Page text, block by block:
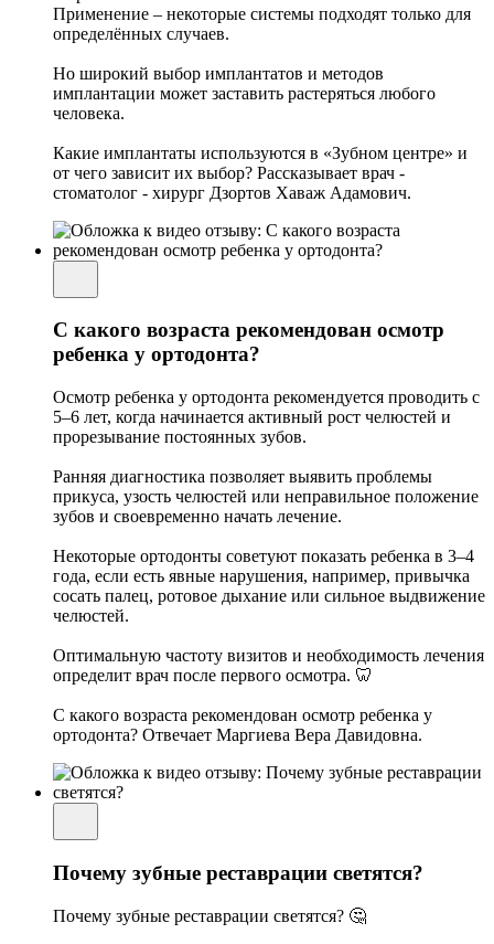
Применение – некоторые системы подходят только для
определённых случаев.
Но широкий выбор имплантатов и методов
имплантации может заставить растеряться любого
человека.
Какие имплантаты используются в «Зубном центре» и
от чего зависит их выбор? Рассказывает врач -
стоматолог - хирург Дзортов Хаваж Адамович.
С какого возраста рекомендован осмотр
ребенка у ортодонта?
Осмотр ребенка у ортодонта рекомендуется проводить с
5–6 лет, когда начинается активный рост челюстей и
прорезывание постоянных зубов.
Ранняя диагностика позволяет выявить проблемы
прикуса, узость челюстей или неправильное положение
зубов и своевременно начать лечение.
Некоторые ортодонты советуют показать ребенка в 3–4
года, если есть явные нарушения, например, привычка
сосать палец, ротовое дыхание или сильное выдвижение
челюстей.
Оптимальную частоту визитов и необходимость лечения
определит врач после первого осмотра. 🦷
С какого возраста рекомендован осмотр ребенка у
ортодонта? Отвечает Маргиева Вера Давидовна.
Почему зубные реставрации светятся?
Почему зубные реставрации светятся? 🤔